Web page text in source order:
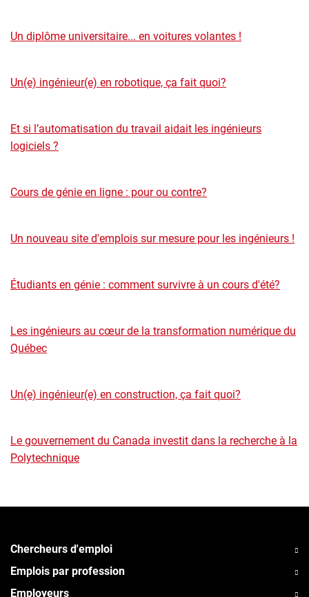
Un diplôme universitaire... en voitures volantes !
Un(e) ingénieur(e) en robotique, ça fait quoi?
Et si l’automatisation du travail aidait les ingénieurs
logiciels ?
Cours de génie en ligne : pour ou contre?
Un nouveau site d'emplois sur mesure pour les ingénieurs !
Étudiants en génie : comment survivre à un cours d'été?
Les ingénieurs au cœur de la transformation numérique du
Québec
Un(e) ingénieur(e) en construction, ça fait quoi?
Le gouvernement du Canada investit dans la recherche à la
Polytechnique
Chercheurs d'emploi
Emplois par profession
Employeurs